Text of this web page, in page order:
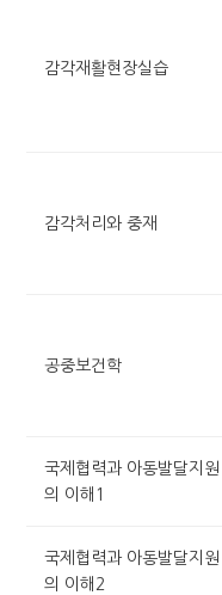
감각재활현장실습
감각처리와 중재
공중보건학
국제협력과 아동발달지원
의 이해1
국제협력과 아동발달지원
의 이해2